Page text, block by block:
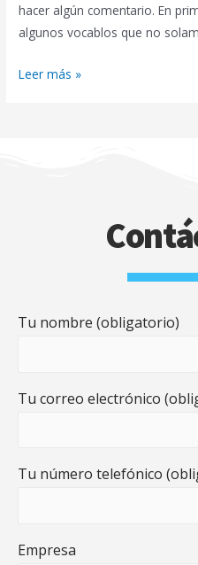
hacer algún comentario. En
algunos vocablos que no
Leer más »
Tu nombre (obligatorio)
Tu correo electrónico
Tu número telefónico
Empresa